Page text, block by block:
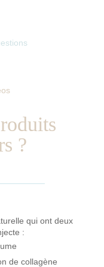
?
qui ont deux
:
de collagène